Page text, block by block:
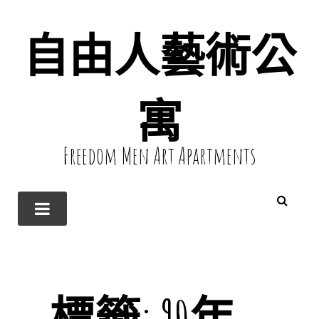
自由人藝術公
寓
Freedom Men Art Apartments